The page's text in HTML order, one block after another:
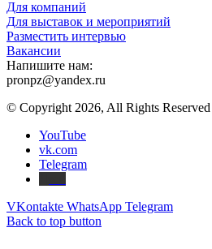
Для компаний
Для выставок и мероприятий
Разместить интервью
Вакансии
Напишите нам:
pronpz@yandex.ru
© Copyright 2026, All Rights
YouTube
vk.com
Telegram
VKontakte WhatsApp Telegram
Back to top button